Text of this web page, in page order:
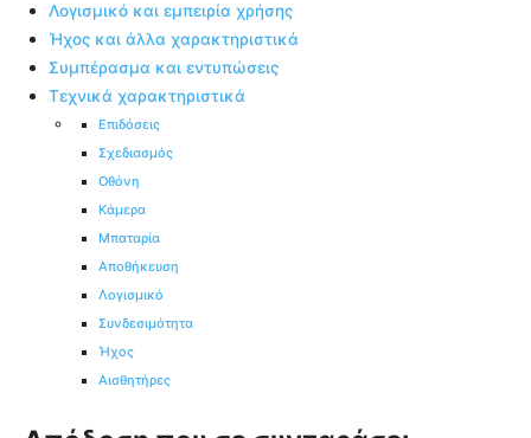
Λογισμικό και εμπειρία χρήσης
Ήχος και άλλα χαρακτηριστικά
Συμπέρασμα και εντυπώσεις
Τεχνικά χαρακτηριστικά
Επιδόσεις
Σχεδιασμός
Οθόνη
Κάμερα
Μπαταρία
Αποθήκευση
Λογισμικό
Συνδεσιμότητα
Ήχος
Αισθητήρες